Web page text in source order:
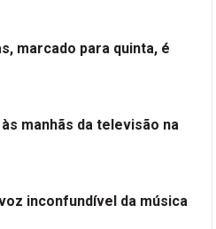
marcado para quinta, é
manhãs da televisão na
inconfundível da música